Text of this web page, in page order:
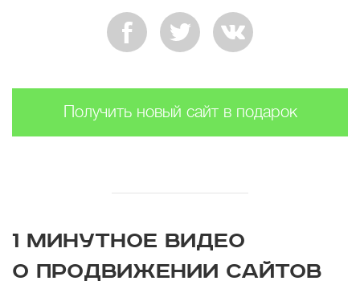
Получить новый сайт в подарок
1 МИНУТНОЕ ВИДЕО
О ПРОДВИЖЕНИИ САЙТОВ